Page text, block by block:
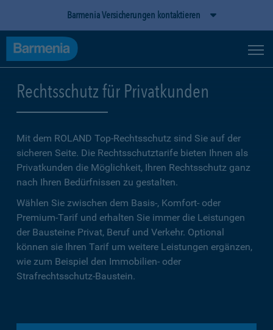
Barmenia Versicherungen kontaktieren
Rechtsschutz für Privatkunden
Mit dem ROLAND Top-Rechtsschutz sind Sie auf der
sicheren Seite. Die Rechtsschutztarife bieten Ihnen als
Privatkunden die Möglichkeit, Ihren Rechtsschutz ganz
nach Ihren Bedürfnissen zu gestalten.
Wählen Sie zwischen dem Basis-, Komfort- oder
Premium-Tarif und erhalten Sie immer die Leistungen
der Bausteine Privat, Beruf und Verkehr. Optional
können sie Ihren Tarif um weitere Leistungen ergänzen,
wie zum Beispiel den Immobilien- oder
Strafrechtsschutz-Baustein.